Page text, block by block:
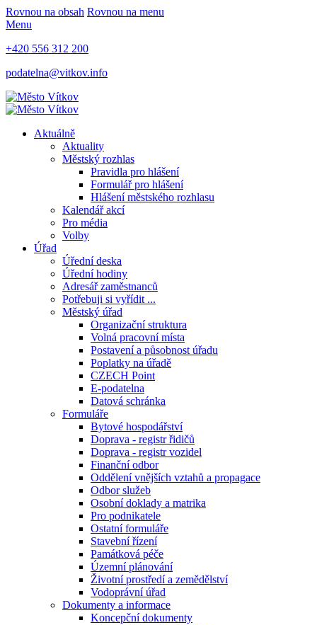
Rovnou na obsah Rovnou na menu
Menu
+420 556 312 200
podatelna@vitkov.info
Aktuálně
Aktuality
Městský rozhlas
Pravidla pro hlášení
Formulář pro hlášení
Hlášení městského rozhlasu
Kalendář akcí
Pro média
Volby
Úřad
Úřední deska
Úřední hodiny
Adresář zaměstnanců
Potřebuji si vyřídit ...
Městský úřad
Organizační struktura
Volná pracovní místa
Postavení a působnost úřadu
Poplatky na úřadě
CZECH Point
E-podatelna
Datová schránka
Formuláře
Bytové hospodářství
Doprava - registr řidičů
Doprava - registr vozidel
Finanční odbor
Oddělení vnějších vztahů a propagace
Odbor služeb
Osobní doklady a matrika
Pro podnikatele
Ostatní formuláře
Stavební řízení
Památková péče
Územní plánování
Životní prostředí a zemědělství
Vodoprávní úřad
Dokumenty a informace
Koncepční dokumenty